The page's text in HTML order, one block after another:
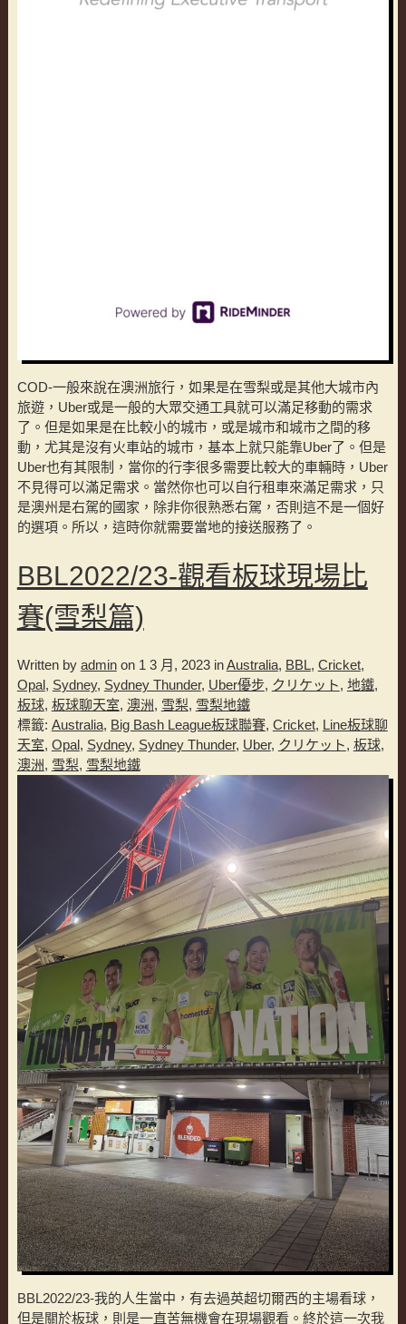
COD-一般來說在澳洲旅行，如果是在雪梨或是其他大城市內
旅遊，Uber或是一般的大眾交通工具就可以滿足移動的需求
了。但是如果是在比較小的城市，或是城市和城市之間的移
動，尤其是沒有火車站的城市，基本上就只能靠Uber了。但是
Uber也有其限制，當你的行李很多需要比較大的車輛時，Uber
不見得可以滿足需求。當然你也可以自行租車來滿足需求，只
是澳州是右駕的國家，除非你很熟悉右駕，否則這不是一個好
的選項。所以，這時你就需要當地的接送服務了。
BBL2022/23-觀看板球現場比
賽(雪梨篇)
Written by adminon 1 3 月, 2023 inAustralia, BBL, Cricket,
Opal, Sydney, Sydney Thunder, Uber優步, クリケット, 地鐵,
板球, 板球聊天室, 澳洲, 雪梨, 雪梨地鐵
標籤: Australia, Big Bash League板球聯賽, Cricket, Line板球聊
天室, Opal, Sydney, Sydney Thunder, Uber, クリケット, 板球,
澳洲, 雪梨, 雪梨地鐵
BBL2022/23-我的人生當中，有去過英超切爾西的主場看球，
但是關於板球，則是一直苦無機會在現場觀看。終於這一次我